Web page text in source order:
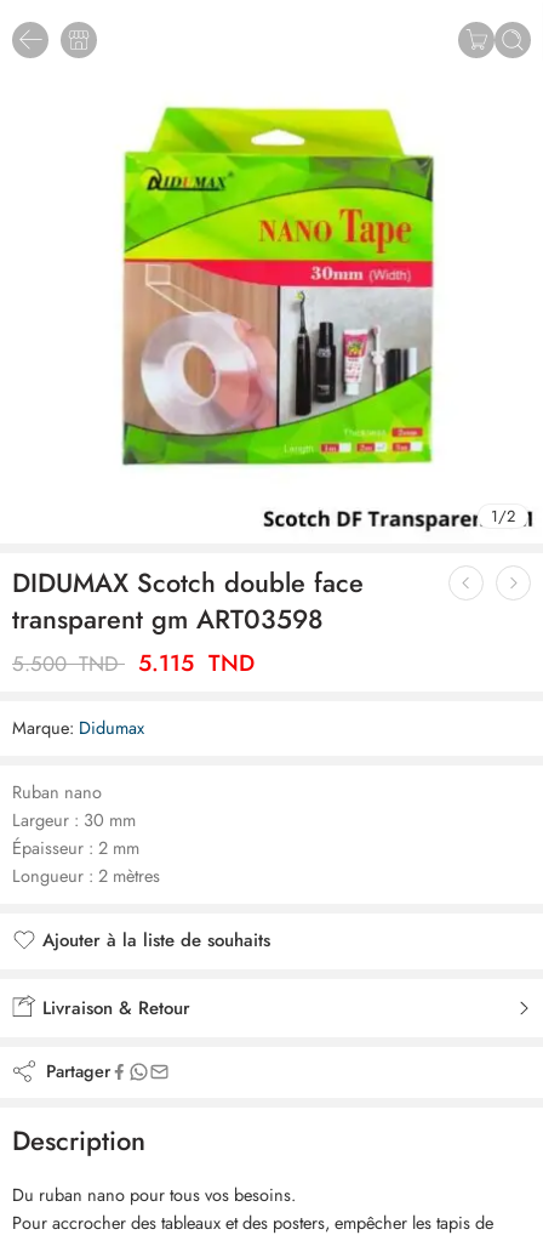
1/2
DIDUMAX Scotch double face
transparent gm ART03598
5.500TND 5.115 TND
Marque: Didumax
Ruban nano
Largeur : 30 mm
Épaisseur : 2 mm
Longueur : 2 mètres
Ajouter à la liste de souhaits
Livraison & Retour
Partager
Description
Du ruban nano pour tous vos besoins.
Pour accrocher des tableaux et des posters, empêcher les tapis de